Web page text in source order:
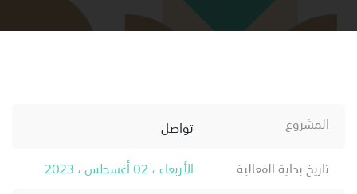
المشروع
تواصل
تاريخ بداية الفعالية
الأربعاء ، 02 أغسطس ، 2023